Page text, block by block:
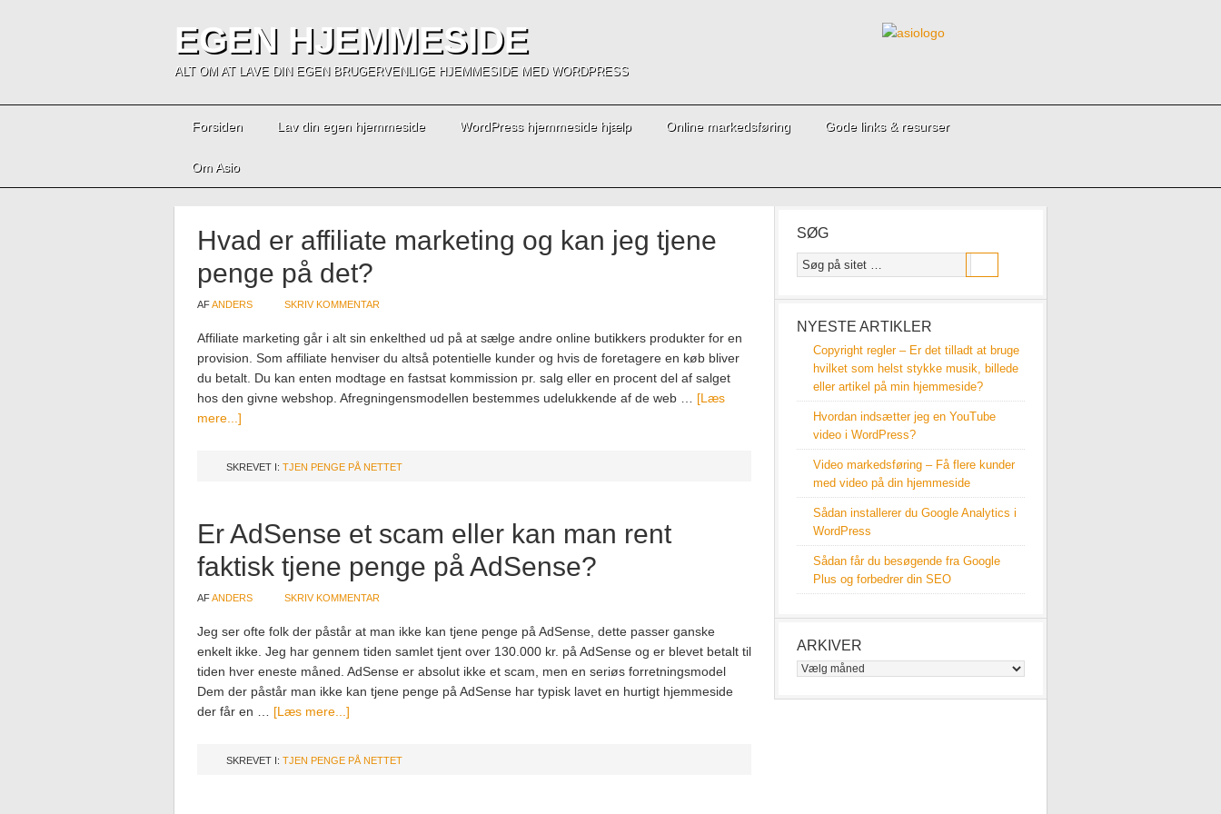
EGEN HJEMMESIDE
ALT OM AT LAVE DIN EGEN BRUGERVENLIGE HJEMMESIDE MED WORDPRESS
Forsiden Lav din egen hjemmeside WordPress hjemmeside hjælp Online markedsføring Gode links & resurser
Om Asio
Hvad er affiliate marketing og kan jeg tjene
penge på det?
AFANDERS SKRIV KOMMENTAR
Affiliate marketing går i alt sin enkelthed ud på at sælge andre online butikkers produkter for en
provision. Som affiliate henviser du altså potentielle kunder og hvis de foretagere en køb bliver
du betalt. Du kan enten modtage en fastsat kommission pr. salg eller en procent del af salget
hos den givne webshop. Afregningensmodellen bestemmes udelukkende af de web … [Læs
mere...]
SKREVET I: TJEN PENGE PÅ NETTET
Er AdSense et scam eller kan man rent
faktisk tjene penge på AdSense?
AFANDERS SKRIV KOMMENTAR
Jeg ser ofte folk der påstår at man ikke kan tjene penge på AdSense, dette passer ganske
enkelt ikke. Jeg har gennem tiden samlet tjent over 130.000 kr. på AdSense og er blevet betalt til
tiden hver eneste måned. AdSense er absolut ikke et scam, men en seriøs forretningsmodel
Dem der påstår man ikke kan tjene penge på AdSense har typisk lavet en hurtigt hjemmeside
der får en … [Læs mere...]
SKREVET I: TJEN PENGE PÅ NETTET
SØG
NYESTE ARTIKLER
Copyright regler – Er det tilladt at bruge
hvilket som helst stykke musik, billede
eller artikel på min hjemmeside?
Hvordan indsætter jeg en YouTube
video i WordPress?
Video markedsføring – Få flere kunder
med video på din hjemmeside
Sådan installerer du Google Analytics i
WordPress
Sådan får du besøgende fra Google
Plus og forbedrer din SEO
ARKIVER
Arkiver